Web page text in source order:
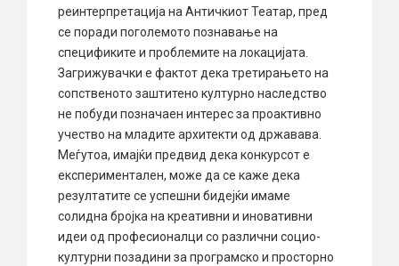
реинтерпретација на Античкиот Театар, пред
се поради поголемото познавање на
спецификите и проблемите на локацијата.
Загрижувачки е фактот дека третирањето на
сопственото заштитено културно наследство
не побуди позначаен интерес за проактивно
учество на младите архитекти од државава.
Меѓутоа, имајќи предвид дека конкурсот е
експериментален, може да се каже дека
резултатите се успешни бидејќи имаме
солидна бројка на креативни и иновативни
идеи од професионалци со различни социо-
културни позадини за програмско и просторно